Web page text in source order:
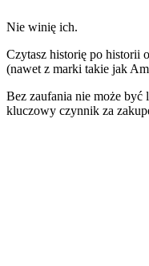
Nie winię ich.
Czytasz historię po historii
(nawet z marki takie jak
Bez zaufania nie może być
kluczowy czynnik za